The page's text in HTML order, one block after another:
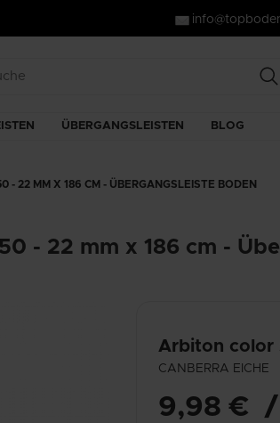
ÜBERGANGSLEISTEN BLOG
- 22 MM X 186 CM - ÜBERGANGSLEISTE BODEN
- 22 mm x 186 cm -
Arbiton color
CANBERRA EICHE
9,98 € /